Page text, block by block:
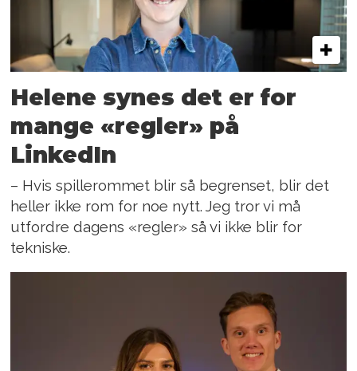
Helene synes det er for
mange «regler» på
LinkedIn
– Hvis spillerommet blir så begrenset, blir det
heller ikke rom for noe nytt. Jeg tror vi må
utfordre dagens «regler» så vi ikke blir for
tekniske.